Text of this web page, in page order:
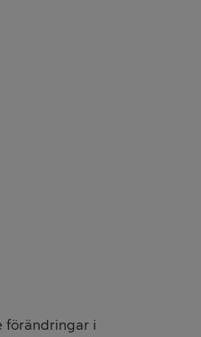
förändringar i